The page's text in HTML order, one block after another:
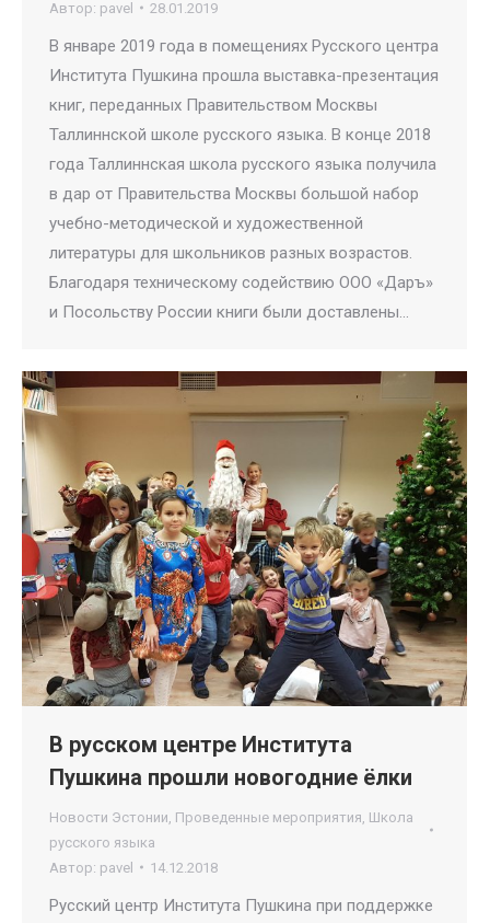
Автор: pavel 28.01.2019
В январе 2019 года в помещениях Русского центра
Института Пушкина прошла выставка-презентация
книг, переданных Правительством Москвы
Таллиннской школе русского языка. В конце 2018
года Таллиннская школа русского языка получила
в дар от Правительства Москвы большой набор
учебно-методической и художественной
литературы для школьников разных возрастов.
Благодаря техническому содействию ООО «Даръ»
и Посольству России книги были доставлены…
В русском центре Института
Пушкина прошли новогодние ёлки
Новости Эстонии Проведенные мероприятия Школа
русского языка
Автор: pavel 14.12.2018
Русский центр Института Пушкина при поддержке